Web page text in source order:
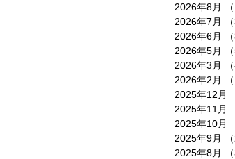
2026年8月
2026年7月
2026年6月
2026年5月
2026年3月
2026年2月
2025年12月
2025年11月
2025年10月
2025年9月
2025年8月